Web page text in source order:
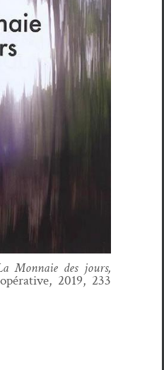
Mon­naie des jours,
2019, 233